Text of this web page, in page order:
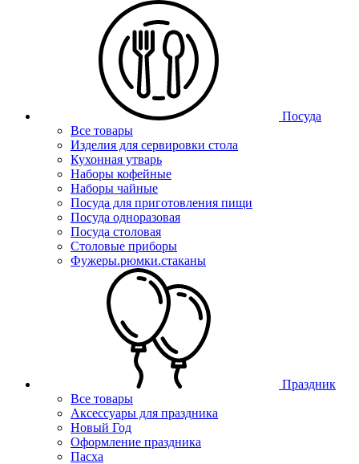
Посуда
Все товары
Изделия для сервировки стола
Кухонная утварь
Наборы кофейные
Наборы чайные
Посуда для приготовления пищи
Посуда одноразовая
Посуда столовая
Столовые приборы
Фужеры.рюмки.стаканы
Праздник
Все товары
Аксессуары для праздника
Новый Год
Оформление праздника
Пасха